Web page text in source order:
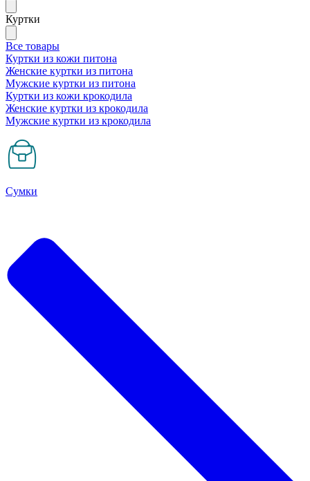
Куртки
Все товары
Куртки из кожи питона
Женские куртки из питона
Мужские куртки из питона
Куртки из кожи крокодила
Женские куртки из крокодила
Мужские куртки из крокодила
Сумки